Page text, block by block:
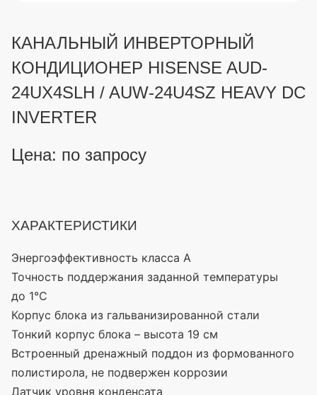
КАНАЛЬНЫЙ ИНВЕРТОРНЫЙ
КОНДИЦИОНЕР HISENSE AUD-
24UX4SLH / AUW-24U4SZ HEAVY DC
INVERTER
Цена: по запросу
ХАРАКТЕРИСТИКИ
Энергоэффективность класса А
Точность поддержания заданной температуры
до 1°С
Корпус блока из гальванизированной стали
Тонкий корпус блока – высота 19 см
Встроенный дренажный поддон из формованного
полистирола, не подвержен коррозии
Датчик уровня конденсата